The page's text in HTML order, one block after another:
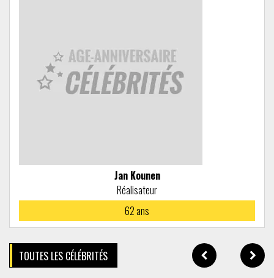
Jan Kounen
Réalisateur
62ans
TOUTES LES CÉLÉBRITÉS